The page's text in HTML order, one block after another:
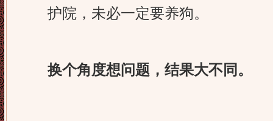
护院，未必一定要养狗。
换个角度想问题，结果大不同。